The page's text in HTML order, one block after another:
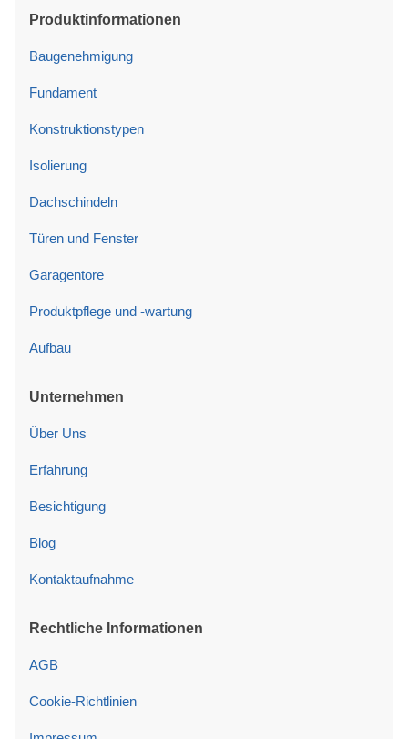
Produktinformationen
Baugenehmigung
Fundament
Konstruktionstypen
Isolierung
Dachschindeln
Türen und Fenster
Garagentore
Produktpflege und -wartung
Aufbau
Unternehmen
Über Uns
Erfahrung
Besichtigung
Blog
Kontaktaufnahme
Rechtliche Informationen
AGB
Cookie-Richtlinien